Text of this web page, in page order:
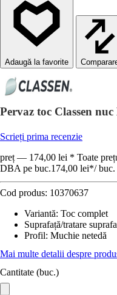
Pervaz toc Classen
Scrieți prima recenzie
preț — 174,00 lei * Toate
DBA pe buc.174,00 lei*/ buc.
Cod produs: 10370637
Variantă: Toc complet
Suprafață/tratare
Profil: Muchie netedă
Mai multe detalii despre
Cantitate (buc.)